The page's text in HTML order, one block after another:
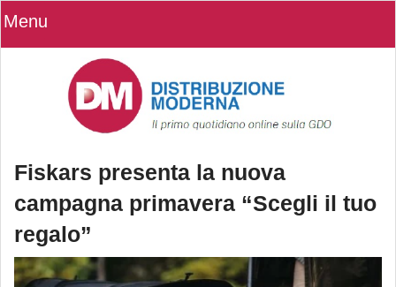
Menu
Fiskars presenta la nuova
campagna primavera “Scegli il tuo
regalo”